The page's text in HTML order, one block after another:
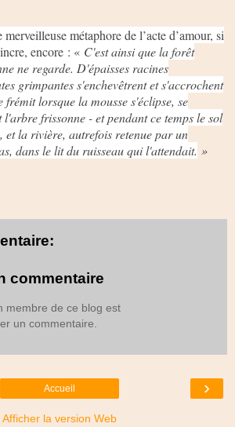
métaphore de l’acte d’amour, si
encore : « C'est ainsi que la forêt
ne regarde. D'épaisses racines
grimpantes s'enchevêtrent et s'accrochent
lorsque la mousse s'éclipse, se
frissonne - et pendant ce temps le sol
et la rivière, autrefois retenue par un
dans le lit du ruisseau qui l'attendait. »
commentaire
membre de ce blog est
un commentaire.
›
Accueil
Afficher la version Web